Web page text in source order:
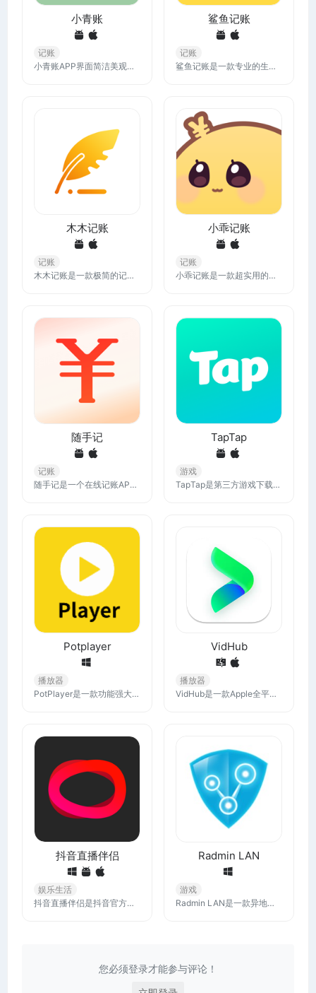
小青账
记账
小青账APP界面简洁美观，而且支持直接语音/文字输入进行记账，让记账变得非常简单快捷，同时记账日历和图表分析也很清晰，免费的基础功能也很实用。
鲨鱼记账
记账
鲨鱼记账是一款专业的生活记账软件，极简的的操作流程，让你轻松上手，三秒钟即可完成记账，赶快下载鲨鱼记账APP，极速体验省钱的快感
木木记账
记账
木木记账是一款极简的记账APP，可以记录日常收支，交通开支，购物开支，装修开支等多种账目，分类清晰，也可自定义分类，记账流程简单流畅，还可以添加备注、图片，帮您养成记账习惯。
小乖记账
记账
小乖记账是一款超实用的记账app，简约清爽的智能记账软件，操作简单易上手可实现语音智能记账和自动记账，简直是懒人癌的福利啦！
随手记
记账
随手记是一个在线记账APP，支持网页/iOS/Android/小程序等多端使用，支持多人同步操作，随时随地记账查账，海量免费账本模版涵盖个人/家庭/生意多种场景，多维度报表分析收支数据，预算功能有效控制支出！
TapTap
游戏
TapTap是第三方游戏下载平台以及游戏玩家社区，在这里，用户可以找到超多的正版游戏、小众游戏，直接下载即可，TapTap提供真实排行榜单和玩家评价，坚持编辑独立评测推荐。
Potplayer
播放器
PotPlayer是一款功能强大、格式支持全面的多媒体播放器，几乎支持全部音乐、视频文件格式的播放，为用户提供了高度定制和优化的观看体验。
VidHub
播放器
VidHub是一款Apple全平台视频播放器。支持管理阿里云盘/百度网盘/Google Drive/Dropbox/One Drive上的视频文件，支持samba(smb) / webdav协议，支持群晖等NAS网络存储，支持本地文件。
抖音直播伴侣
娱乐生活
抖音直播伴侣是抖音官方直播工具，已覆盖泛娱乐直播、游戏直播、电商直播、虚拟直播、PICO直播等类型，后续将开放更多直播类型，为你提供高性能、高画质的专业开播能力，拿起手机随时随地直播身边事～
Radmin LAN
游戏
Radmin LAN是一款异地组网工具，旨在通过虚拟局域网（LAN）技术，将不同地理位置的设备连接在一起，它不仅支持远程工作和在线游戏，还能轻松搭建小型虚拟局域网。
您必须登录才能参与评论！